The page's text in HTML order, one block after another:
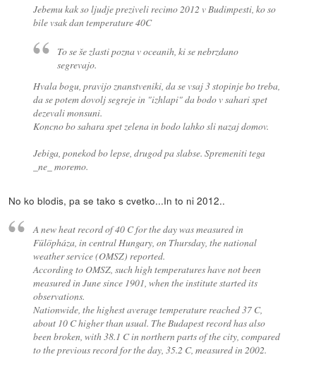
Jebemu kak so ljudje preziveli recimo 2012 v Budimpesti, ko so
bile vsak dan temperature 40C
To se še zlasti pozna v oceanih, ki se nebrzdano
segrevajo.
Hvala bogu, pravijo znanstveniki, da se vsaj 3 stopinje bo treba,
da se potem dovolj segreje in "izhlapi" da bodo v sahari spet
dezevali monsuni.
Koncno bo sahara spet zelena in bodo lahko sli nazaj domov.
Jebiga, ponekod bo lepse, drugod pa slabse. Spremeniti tega
_ne_ moremo.
No ko blodis, pa se tako s cvetko...In to ni 2012..
A new heat record of 40 C for the day was measured in
Fülöpháza, in central Hungary, on Thursday, the national
weather service (OMSZ) reported.
According to OMSZ, such high temperatures have not been
measured in June since 1901, when the institute started its
observations.
Nationwide, the highest average temperature reached 37 C,
about 10 C higher than usual. The Budapest record has also
been broken, with 38.1 C in northern parts of the city, compared
to the previous record for the day, 35.2 C, measured in 2002.